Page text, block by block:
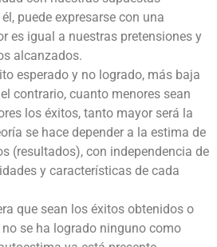
puede expresarse con una
es igual a nuestras pretensiones y
alcanzados.
esperado y no logrado, más baja
contrario, cuanto menores sean
los éxitos, tanto mayor será la
se hace depender a la estima de
(resultados), con independencia de
y características de cada
que sean los éxitos obtenidos o
se ha logrado ninguno como